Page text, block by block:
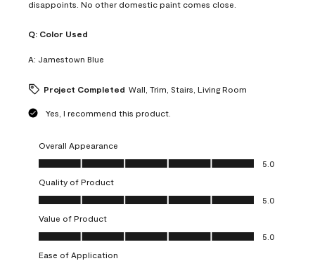
disappoints. No other domestic paint comes close.
Q: Color Used
A: Jamestown Blue
Project Completed Wall, Trim, Stairs, Living Room
Yes, I recommend this product.
Overall Appearance
Overall Appearance, 5.0 out of 5
5.0
Quality of Product
Quality of Product, 5.0 out of 5
5.0
Value of Product
Value of Product, 5.0 out of 5
5.0
Ease of Application